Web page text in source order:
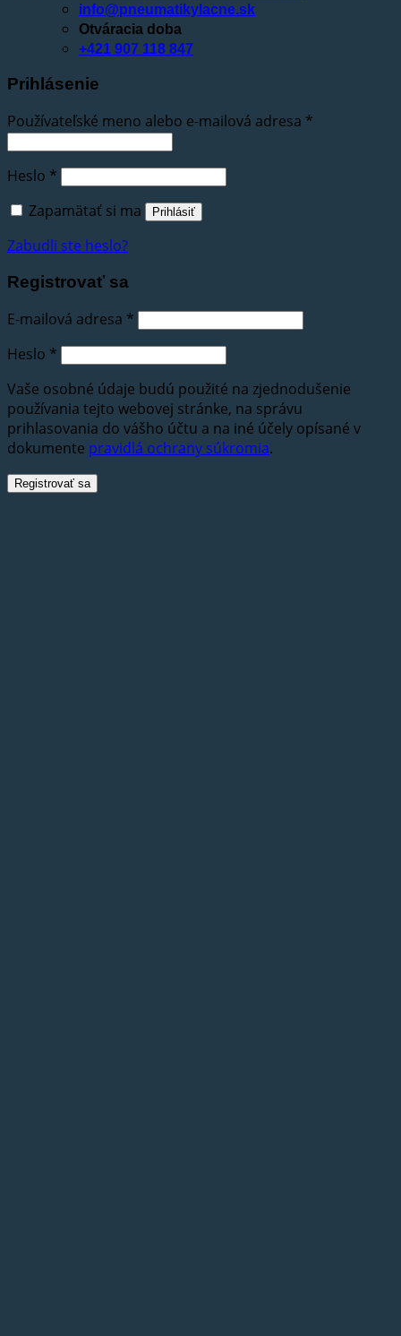
info@pneumatikylacne.sk
Otváracia doba
+421 907 118 847
Prihlásenie
Používateľské meno alebo e-mailová adresa *
Heslo *
Zapamätať si ma
Prihlásiť
Zabudli ste heslo?
Registrovať sa
E-mailová adresa *
Heslo *
Vaše osobné údaje budú použité na zjednodušenie
používania tejto webovej stránke, na správu
prihlasovania do vášho účtu a na iné účely opísané v
dokumente pravidlá ochrany súkromia.
Registrovať sa